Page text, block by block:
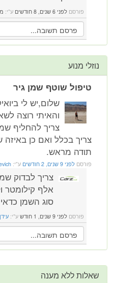
פורסם לפני 6 שנים, 8 חודשים ע"י:
נוזלי מנוע
טיפול שוטף שמן גיר
והאיתי רוצה
צריך להחליף
צריך בכלל ואם כן
תודה מראש.
פורסם לפני 9 שנים, 2 חודשים ע"י:
אלף קילומטר
סוג השמן
פורסם לפני 9 שנים, 1 חודש ע"י:
שאלות ללא מענה